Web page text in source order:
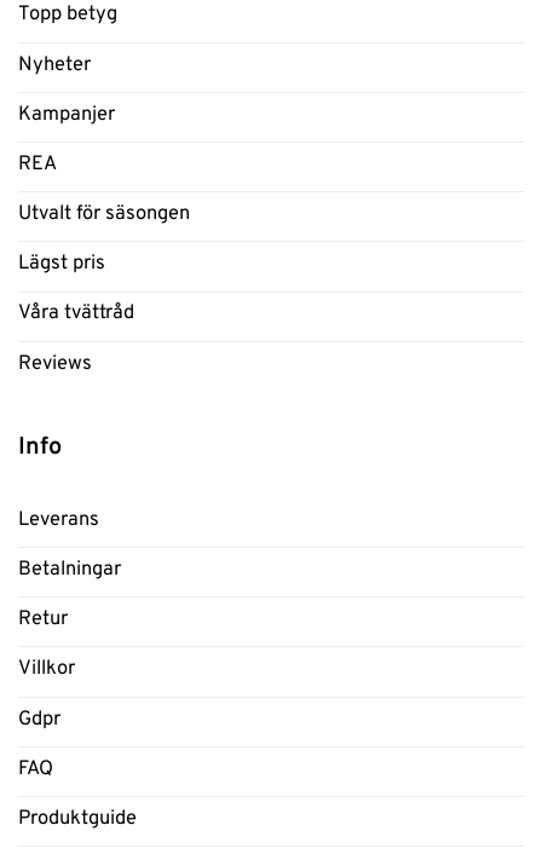
Topp betyg
Nyheter
Kampanjer
REA
Utvalt för säsongen
Lägst pris
Våra tvättråd
Reviews
Info
Leverans
Betalningar
Retur
Villkor
Gdpr
FAQ
Produktguide